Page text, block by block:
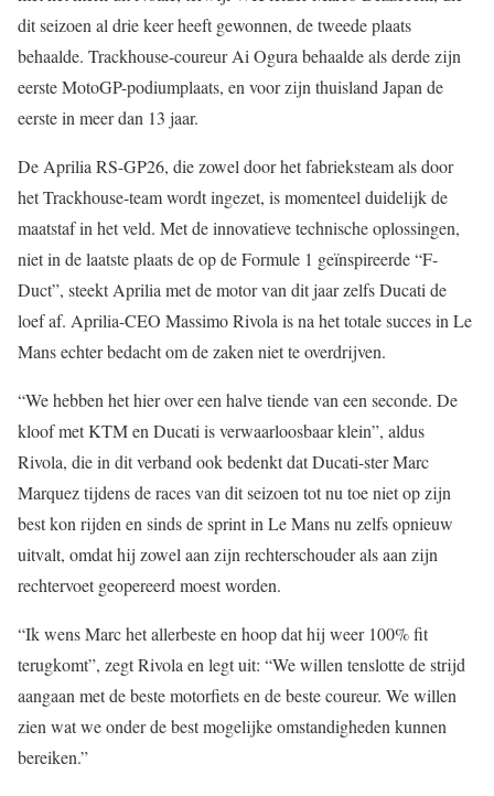
dit seizoen al drie keer heeft gewonnen, de tweede plaats
behaalde. Trackhouse-coureur Ai Ogura behaalde als derde zijn
eerste MotoGP-podiumplaats, en voor zijn thuisland Japan de
eerste in meer dan 13 jaar.
De Aprilia RS-GP26, die zowel door het fabrieksteam als door
het Trackhouse-team wordt ingezet, is momenteel duidelijk de
maatstaf in het veld. Met de innovatieve technische oplossingen,
niet in de laatste plaats de op de Formule 1 geïnspireerde “F-
Duct”, steekt Aprilia met de motor van dit jaar zelfs Ducati de
loef af. Aprilia-CEO Massimo Rivola is na het totale succes in Le
Mans echter bedacht om de zaken niet te overdrijven.
“We hebben het hier over een halve tiende van een seconde. De
kloof met KTM en Ducati is verwaarloosbaar klein”, aldus
Rivola, die in dit verband ook bedenkt dat Ducati-ster Marc
Marquez tijdens de races van dit seizoen tot nu toe niet op zijn
best kon rijden en sinds de sprint in Le Mans nu zelfs opnieuw
uitvalt, omdat hij zowel aan zijn rechterschouder als aan zijn
rechtervoet geopereerd moest worden.
“Ik wens Marc het allerbeste en hoop dat hij weer 100% fit
terugkomt”, zegt Rivola en legt uit: “We willen tenslotte de strijd
aangaan met de beste motorfiets en de beste coureur. We willen
zien wat we onder de best mogelijke omstandigheden kunnen
bereiken.”